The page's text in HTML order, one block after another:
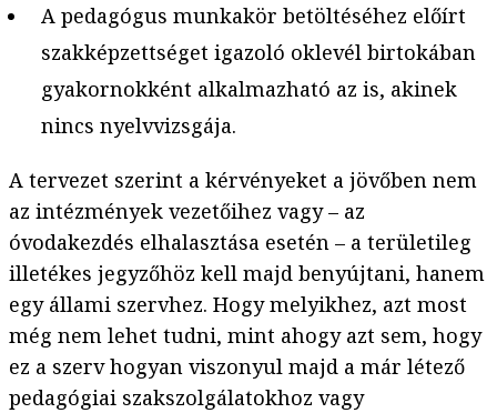
A pedagógus munkakör betöltéséhez előírt
szakképzettséget igazoló oklevél birtokában
gyakornokként alkalmazható az is, akinek
nincs nyelvvizsgája.
A tervezet szerint a kérvényeket a jövőben nem
az intézmények vezetőihez vagy – az
óvodakezdés elhalasztása esetén – a területileg
illetékes jegyzőhöz kell majd benyújtani, hanem
egy állami szervhez. Hogy melyikhez, azt most
még nem lehet tudni, mint ahogy azt sem, hogy
ez a szerv hogyan viszonyul majd a már létező
pedagógiai szakszolgálatokhoz vagy